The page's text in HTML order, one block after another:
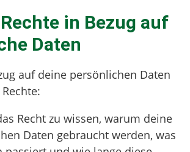
in Bezug auf
Daten
auf deine persönlichen Daten
Recht zu wissen, warum deine
Daten gebraucht werden, was